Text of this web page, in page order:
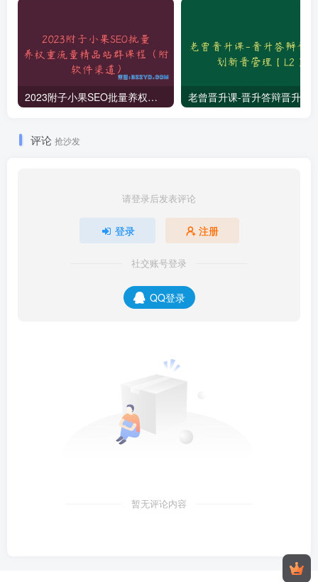
2023附子小果SEO批量养权重流量精品站群课程（附软件渠道）
评论 抢沙发
请登录后发表评论
登录 注册
社交账号登录
QQ登录
暂无评论内容